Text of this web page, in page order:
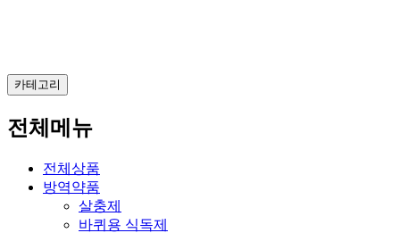
카테고리
전체메뉴
전체상품
방역약품
살충제
바퀴용 식독제